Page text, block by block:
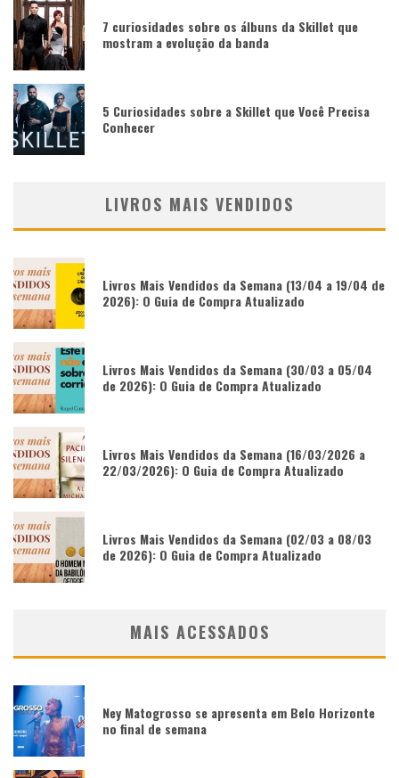
7 curiosidades sobre os álbuns da Skillet que
mostram a evolução da banda
5 Curiosidades sobre a Skillet que Você Precisa
Conhecer
LIVROS MAIS VENDIDOS
Livros Mais Vendidos da Semana (13/04 a 19/04 de
2026): O Guia de Compra Atualizado
Livros Mais Vendidos da Semana (30/03 a 05/04
de 2026): O Guia de Compra Atualizado
Livros Mais Vendidos da Semana (16/03/2026 a
22/03/2026): O Guia de Compra Atualizado
Livros Mais Vendidos da Semana (02/03 a 08/03
de 2026): O Guia de Compra Atualizado
MAIS ACESSADOS
Ney Matogrosso se apresenta em Belo Horizonte
no final de semana